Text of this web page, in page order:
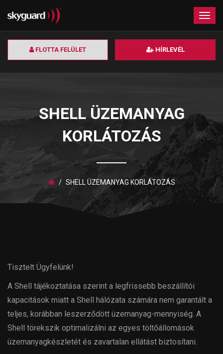
FLOTTA FELÜLET HÍRLEVÉL
×
SHELL ÜZEMANYAG
KORLÁTOZÁS
SHELL ÜZEMANYAG KORLÁTOZÁS
Tisztelt Ügyfelünk!
A Shell tájékoztatása szerint a legfrissebb beszállítói
kapacitások miatt a Shell hálózata számára nem garantált a
teljes, korábban leszerződött üzemanyag-mennyiség. A
Shell törekszik optimalizálni az egyes töltőállomások
üzemanyagkészletét és zavartalan ellátást biztosítani.